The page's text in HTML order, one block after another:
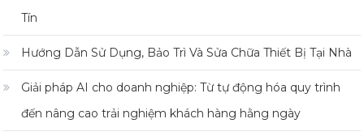
Tín
Hướng Dẫn Sử Dụng, Bảo Trì Và Sửa Chữa Thiết Bị Tại Nhà
Giải pháp AI cho doanh nghiệp: Từ tự động hóa quy trình
đến nâng cao trải nghiệm khách hàng hằng ngày